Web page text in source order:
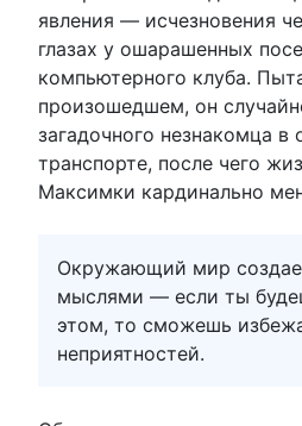
явления — исчезновения
глазах у ошарашенных
компьютерного клуба.
произошедшем, он
загадочного незнакомца в
транспорте, после чего
Максимки кардинально
Окружающий мир
мыслями — если ты
этом, то сможешь
неприятностей.